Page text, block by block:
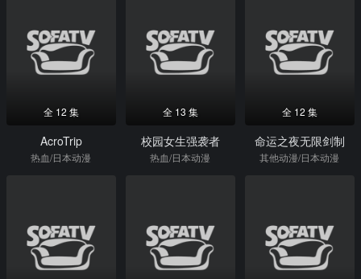
全 12 集
AcroTrip
热血/日本动漫
全 13 集
校园女生强袭者
热血/日本动漫
全 12 集
命运之夜无限剑制
其他动漫/日本动漫